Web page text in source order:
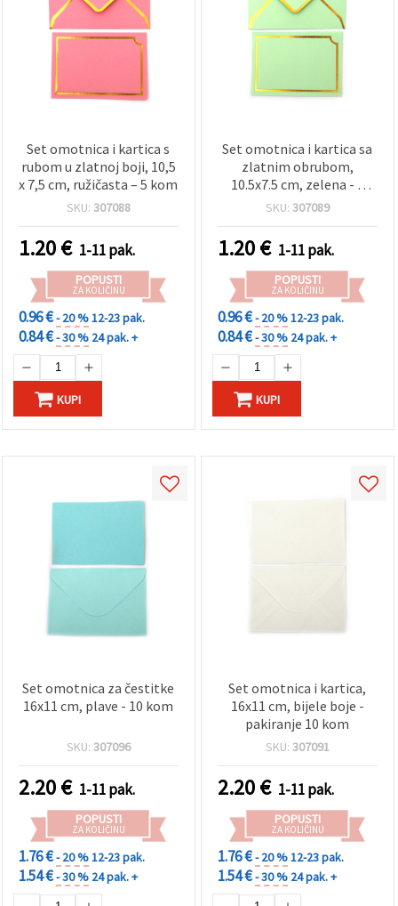
Set omotnica i kartica s
rubom u zlatnoj boji, 10,5
x 7,5 cm, ružičasta – 5 kom
SKU: 307088
1.20€ 1-11 pak.
POPUSTI
ZA KOLIČINU
0.96 €- 20 %12-23 pak.
0.84 €- 30 % 24 pak. +
KUPI
Set omotnica i kartica sa
zlatnim obrubom,
10.5x7.5 cm, zelena - 5
kom
SKU: 307089
1.20€ 1-11 pak.
POPUSTI
ZA KOLIČINU
0.96 €- 20 %12-23 pak.
0.84 €- 30 % 24 pak. +
KUPI
Set omotnica za čestitke
16x11 cm, plave - 10 kom
SKU: 307096
2.20€ 1-11 pak.
POPUSTI
ZA KOLIČINU
1.76 €- 20 %12-23 pak.
1.54 €- 30 % 24 pak. +
Set omotnica i kartica,
16x11 cm, bijele boje -
pakiranje 10 kom
SKU: 307091
2.20€ 1-11 pak.
POPUSTI
ZA KOLIČINU
1.76 €- 20 %12-23 pak.
1.54 €- 30 % 24 pak. +